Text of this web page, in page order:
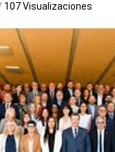
107 Visualizaciones